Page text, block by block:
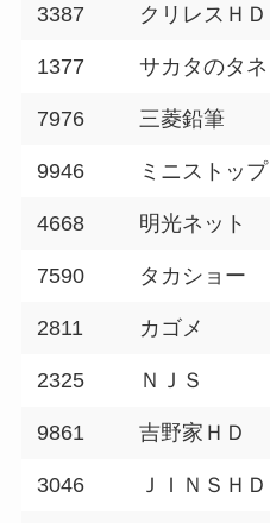
3387 クリレスＨＤ
1377 サカタのタネ
7976 三菱鉛筆
9946 ミニストップ
4668 明光ネット
7590 タカショー
2811 カゴメ
2325 ＮＪＳ
9861 吉野家ＨＤ
3046 ＪＩＮＳＨＤ